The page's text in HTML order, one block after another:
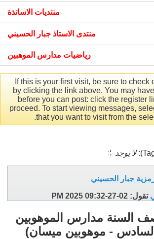
منتديات الاساتذة
منتدى الاستاذ جبار الحسيني
رياضيات مدارس الموهبين
If this is your first visit, be sure to check
by clicking the link above. You may
before you can post: click the register
proceed. To start viewing messages,
that you want to visit from the
لا يوجد
تقول: 02-27-2025
09:32 PM
السنة مدارس الموهوبين
- موهوبين ميسان)